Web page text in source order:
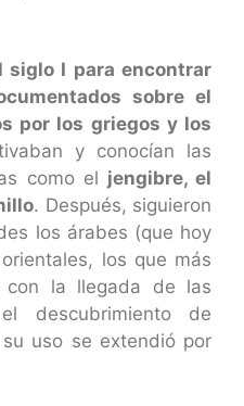
siglo I para encontrar
sobre el
por los griegos y los
y conocían las
como el jengibre, el
. Después, siguieron
los árabes (que hoy
los que más
con la llegada de las
descubrimiento de
uso se extendió por